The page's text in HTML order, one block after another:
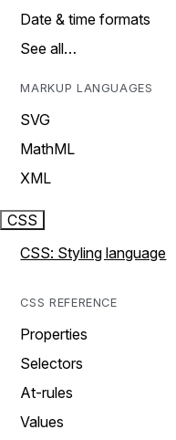
Date & time formats
See all…
MARKUP LANGUAGES
SVG
MathML
XML
CSS
CSS: Styling language
CSS REFERENCE
Properties
Selectors
At-rules
Values